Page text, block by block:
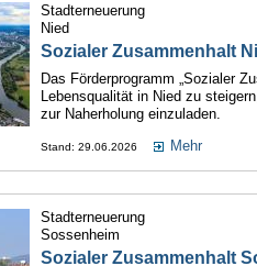
Stadterneuerung
Nied
Sozialer Zusammenhalt
Das Förderprogramm „Sozialer
Lebensqualität in Nied zu
zur Naherholung einzuladen.
Stand: 29.06.2026 Mehr
Stadterneuerung
Sossenheim
Sozialer Zusammenhalt